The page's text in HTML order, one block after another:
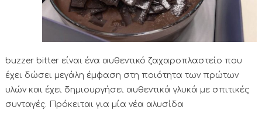
buzzer bitter είναι ένα αυθεντικό ζαχαροπλαστείο που
έχει δώσει μεγάλη έμφαση στη ποιότητα των πρώτων
υλών και έχει δημιουργήσει αυθεντικά γλυκά με σπιτικές
συνταγές. Πρόκειται για μία νέα αλυσίδα